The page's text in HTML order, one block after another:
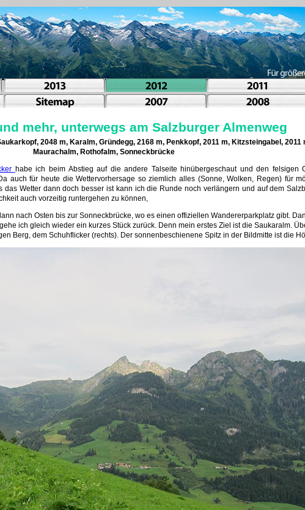
mehr, unterwegs am Salzburger Almenweg
2048 m, Karalm, Gründegg, 2168 m, Penkkopf, 2011 m, Kitzsteingabel, 2011
Maurachalm, Rothofalm, Sonneckbrücke
habe ich beim Abstieg auf die andere Talseite hinübergeschaut und den felsigen
auch für heute die Wettervorhersage so ziemlich alles (Sonne, Wolken, Regen) für
Wetter dann doch besser ist kann ich die Runde noch verlängern und auf dem
auch vorzeitig runtergehen zu können,
nach Osten bis zur Sonneckbrücke, wo es einen offiziellen Wandererparkplatz gibt.
ich gleich wieder ein kurzes Stück zurück. Denn mein erstes Ziel ist die Saukaralm.
Berg, dem Schuhflicker (rechts). Der sonnenbeschienene Spitz in der Bildmitte ist die